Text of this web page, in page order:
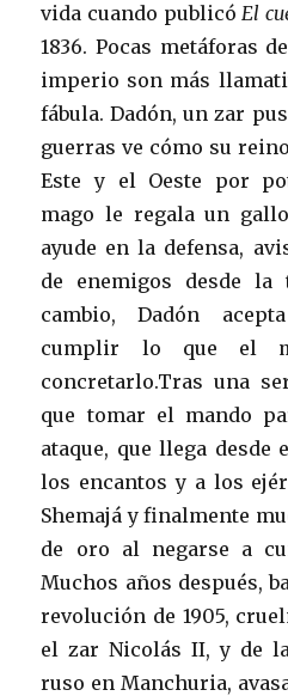
vida cuando publicóEl
1836. Pocas metáforas
imperio son más
fábula. Dadón, un zar
guerras ve cómo su
Este y el Oeste por
mago le regala un
ayude en la defensa,
de enemigos desde
cambio, Dadón
cumplir lo que el
concretarlo.Tras una
que tomar el mando
ataque, que llega desde
los encantos y a los
Shemajá y finalmente
de oro al negarse a
Muchos años después,
revolución de 1905,
el zar Nicolás II, y de
ruso en Manchuria,